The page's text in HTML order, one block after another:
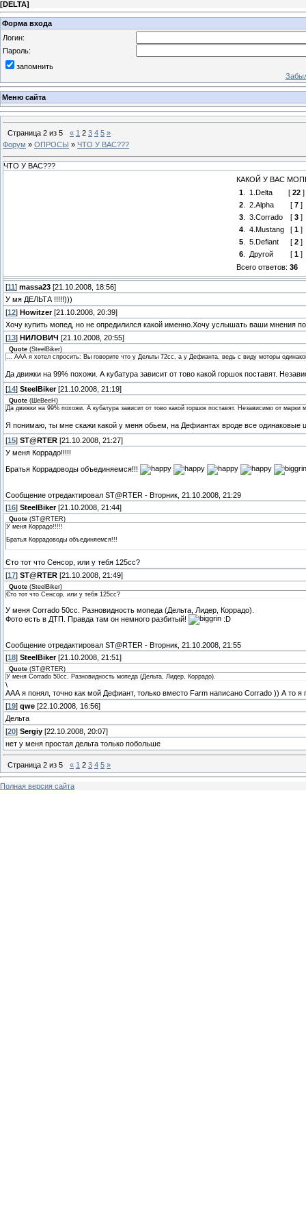
[DELTA]
Форма входа
Логин:
Пароль:
запомнить
Меню сайта
Страница 2 из 5 « 1 2 3 4 5 »
Форум » ОПРОСЫ » ЧТО У ВАС???
ЧТО У ВАС???
КАКОЙ У ВАС
1. 1.Delta [ 22]
2. 2.Alpha [ 7]
3. 3.Corrado [ 3]
4. 4.Mustang [ 1]
5. 5.Defiant [ 2]
6. Другой [ 1]
Всего ответов: 36
[11 ] massa23 [21.10.2008, 18:56]
У мя ДЕЛЬТА !!!!!)))
[12] Howitzer[21.10.2008, 20:39]
Хочу купить мопед, но не опредилился какой именно.Хочу услышать ваши мнения
[13] НИЛОВИЧ [21.10.2008, 20:55]
Quote (SteelBiker)
... ААА я хотел спросить: Вы говорите что у Дельты 72сс, а у Дефианта, ведь с виду моторы
Да движки на 99% похожи. А кубатура зависит от тово какой горшок поставят.
[14] SteelBiker[21.10.2008, 21:19]
Quote (ШеВееН )
Да движки на 99% похожи. А кубатура зависит от тово какой горшок поставят. Независимо от марки
Я понимаю, ты мне скажи какой у меня обьем, на Дефиантах вроде все одинаковые
[15] ST@RTER [21.10.2008, 21:27]
У меня Коррадо!!!!!
Братья Коррадоводы объединяемся!!!
Сообщение отредактировал ST@RTER - Вторник, 21.10.2008, 21:29
[16] SteelBiker[21.10.2008, 21:44]
Quote (ST@RTER)
У меня Коррадо!!!!!
Братья Коррадоводы объединяемся!!!
Єто тот что Сенсор, или у тебя 125сс?
[17] ST@RTER [21.10.2008, 21:49]
Quote (SteelBiker)
Єто тот что Сенсор, или у тебя 125сс?
У меня Corrado 50cc. Разновидность мопеда (Дельта, Лидер, Коррадо).
Фото есть в ДТП. Правда там он немного разбитый!
:D
Сообщение отредактировал ST@RTER - Вторник, 21.10.2008, 21:55
[18] SteelBiker[21.10.2008, 21:51]
Quote (ST@RTER)
У меня Corrado 50cc. Разновидность мопеда (Дельта, Лидер, Коррадо).
\
ААА я понял, точно как мой Дефиант, только вместо Farm написано Corrado )) А то
[19] qwe [22.10.2008, 16:56]
Дельта
[20] Sergiy [22.10.2008, 20:07]
нет у меня простая дельта только побольше
Страница 2 из 5 « 1 2 3 4 5 »
Полная версия сайта